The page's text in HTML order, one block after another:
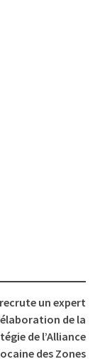
recrute un expert
de la
de l’Alliance
des Zones